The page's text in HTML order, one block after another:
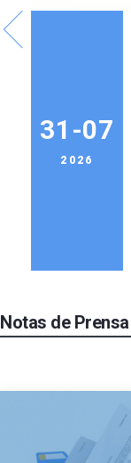
31-07
2026
Notas de Prensa